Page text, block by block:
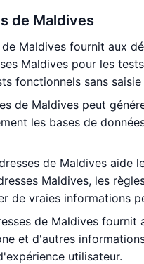
de Maldives
Maldives fournit aux
Maldives pour les
fonctionnels sans
de Maldives peut
les bases de
de Maldives aide
Maldives, les
de vraies informations
de Maldives fournit
et d'autres
utilisateur.